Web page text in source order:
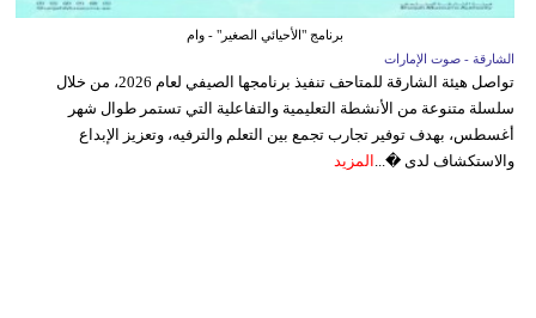
برنامج "الأحيائي الصغير" - وام
الشارقة - صوت الإمارات
تواصل هيئة الشارقة للمتاحف تنفيذ برنامجها الصيفي لعام 2026، من خلال
سلسلة متنوعة من الأنشطة التعليمية والتفاعلية التي تستمر طوال شهر
أغسطس، بهدف توفير تجارب تجمع بين التعلم والترفيه، وتعزيز الإبداع
والاستكشاف لدى �... المزيد